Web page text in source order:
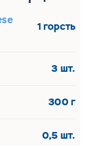
1 горсть
3 шт.
300 г
0,5 шт.